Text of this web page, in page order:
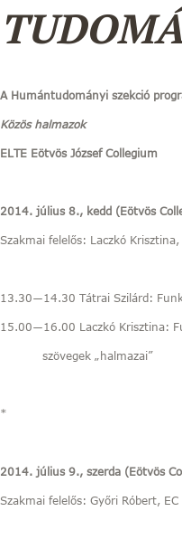
A Humántudományi szekció
Közös halmazok
ELTE Eötvös József Collegium
2014. július 8., kedd (Eötvös
Szakmai felelős: Laczkó
13.30―14.30 Tátrai Szilárd:
15.00―16.00 Laczkó Krisztina:
szövegek „halmazai”
*
2014. július 9., szerda (Eötvös
Szakmai felelős: Győri Róbert,